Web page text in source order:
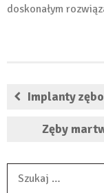
doskonałym
Implanty
Zęby